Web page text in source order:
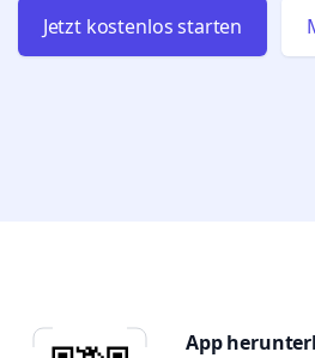
Jetzt kostenlos starten
App